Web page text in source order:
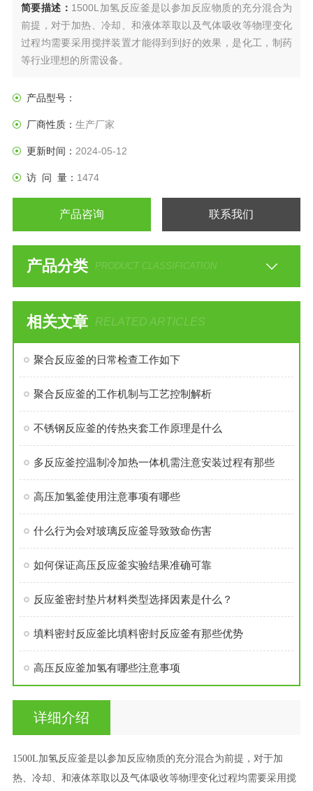
简要描述： 1500L加氢反应釜是以参加反应物质的充分混合为
前提，对于加热、冷却、和液体萃取以及气体吸收等物理变化
过程均需要采用搅拌装置才能得到到好的效果，是化工，制药
等行业理想的所需设备。
产品型号：
厂商性质： 生产厂家
更新时间： 2024-05-12
访 问 量： 1474
产品咨询 联系我们
产品分类 PRODUCT CLASSIFICATION
相关文章 RELATED ARTICLES
聚合反应釜的日常检查工作如下
聚合反应釜的工作机制与工艺控制解析
不锈钢反应釜的传热夹套工作原理是什么
多反应釜控温制冷加热一体机需注意安装过程有那些
高压加氢釜使用注意事项有哪些
什么行为会对玻璃反应釜导致致命伤害
如何保证高压反应釜实验结果准确可靠
反应釜密封垫片材料类型选择因素是什么？
填料密封反应釜比填料密封反应釜有那些优势
高压反应釜加氢有哪些注意事项
详细介绍
1500L加氢反应釜是以参加反应物质的充分混合为前提，对于加
热、冷却、和液体萃取以及气体吸收等物理变化过程均需要采用搅